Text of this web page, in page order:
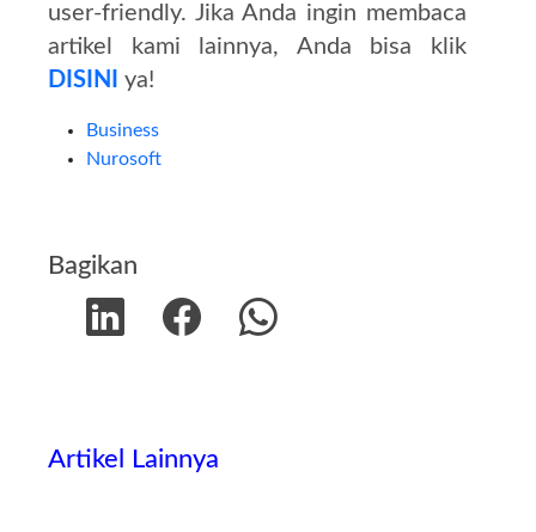
user-friendly. Jika Anda ingin membaca
artikel kami lainnya, Anda bisa klik
DISINI
ya!
Business
Nurosoft
Bagikan
Artikel Lainnya